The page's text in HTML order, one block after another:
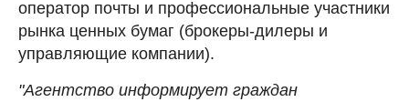
оператор почты и профессиональные участники
рынка ценных бумаг (брокеры-дилеры и
управляющие компании).
"Агентство информирует граждан